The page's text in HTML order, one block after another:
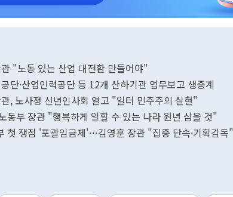
"노동 있는 산업 대전환 만들어야"
단·산업인력공단 등 12개 산하기관 업무보고 생중계
, 노사정 신년인사회 열고 "일터 민주주의 실현"
동부 장관 "행복하게 일할 수 있는 나라 원년 삼을 것"
첫 쟁점 '포괄임금제'…김영훈 장관 "집중 단속·기획감독"